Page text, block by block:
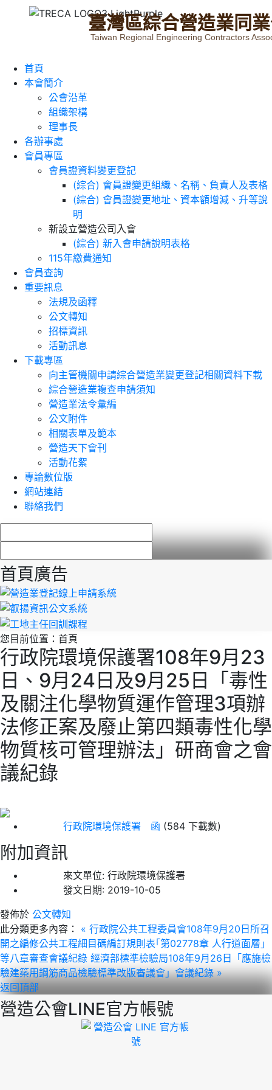
臺灣區綜合營造業同業
Taiwan Regional Engineering Contractors
首頁
本會簡介
公會沿革
組織架構
理事長
各辦事處
會員專區
會員證資料變更登記
(綜合) 會員證變更組織、名稱、負責人及表格
(綜合) 會員證變更地址、資本額增減、升等說
明
新設立營造公司入會
(綜合) 新入會申請說明表格
115年繳費通知
會員查詢
重要訊息
法規及函釋
公文轉知
招標資訊
活動訊息
下載專區
向主管機關申請綜合營造業變更登記相關資料下載
綜合營造業複查申請須知
營造業法令彙編
公文附件
相關表單及範本
營造天下會刊
活動花絮
專論數位版
網站連結
聯絡我們
首頁廣告
您目前位置： 首頁
行政院環境保護署108年9月23
日、9月24日及9月25日「毒性
及關注化學物質運作管理3項辦
法修正案及廢止第四類毒性化學
物質核可管理辦法」研商會之會
議紀錄
行政院環境保護署 函 (584 下載數)
附加資訊
來文單位: 行政院環境保護署
發文日期: 2019-10-05
發佈於 公文轉知
此分類更多內容：
« 行政院公共工程委員會108年9月20日所召
開之編修公共工程細目碼編訂規則表｢第02778章 人行道面層」
等八章審查會議紀錄 經濟部標準檢驗局108年9月26日「應施檢
驗建築用鋼筋商品檢驗標準改版審議會」會議紀錄 »
返回頂部
營造公會LINE官方帳號